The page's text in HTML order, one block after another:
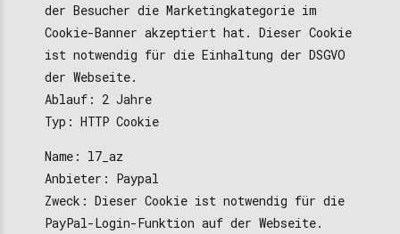
der Besucher die Marketingkategorie im
Cookie-Banner akzeptiert hat. Dieser Cookie
ist notwendig für die Einhaltung der DSGVO
der Webseite.
Ablauf: 2 Jahre
Typ: HTTP Cookie
Name: l7_az
Anbieter: Paypal
Zweck: Dieser Cookie ist notwendig für die
PayPal-Login-Funktion auf der Webseite.